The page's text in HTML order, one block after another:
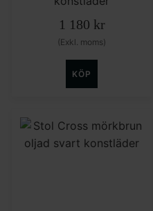
1 180 kr
(Exkl. moms)
KÖP